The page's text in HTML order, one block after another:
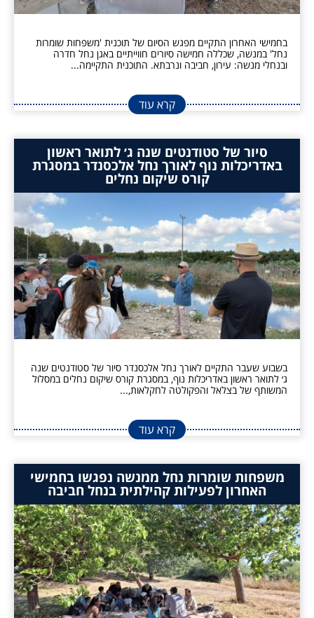
בחמישי האחרון התקיים מפגש הסיום של תוכנית 'משפחות שומרות
נחל' במנשה, שכללה חמישה סיורים חווייתיים באגן נחל חדרה
ובנחלי מנשה: עירון, חביבה ונרבתא. התוכנית התקיימה...
קרא עוד
סיור של סטודנטים שנה ג׳ לתואר ראשון
באדריכלות נוף לאורך נחל אלכסנדר במסגרת
קורס שיקום נחלים
בשבוע שעבר התקיים לאורך נחל אלכסנדר סיור של סטודנטים שנה
ג׳ לתואר ראשון באדריכלות נוף, במסגרת קורס שיקום נחלים במסלול
המשותף של בצלאל והפקולטה לחקלאות,...
קרא עוד
משפחות שומרות נחל ממנשה נפגשו בחמישי
האחרון לפעילות קהילתית בנחל חביבה